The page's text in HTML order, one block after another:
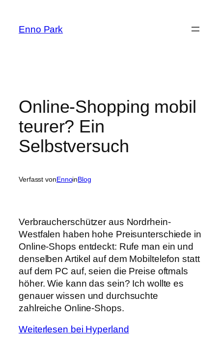
springen
Enno Park
Online-Shopping mobil
teurer? Ein
Selbstversuch
Verfasst vonEnnoinBlog
Verbraucherschützer aus Nordrhein-
Westfalen haben hohe Preisunterschiede in
Online-Shops entdeckt: Rufe man ein und
denselben Artikel auf dem Mobiltelefon statt
auf dem PC auf, seien die Preise oftmals
höher. Wie kann das sein? Ich wollte es
genauer wissen und durchsuchte
zahlreiche Online-Shops.
Weiterlesen bei Hyperland